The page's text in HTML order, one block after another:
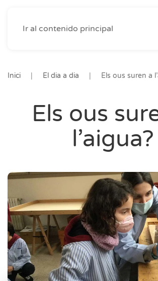
Ir al contenido principal
Inici El dia a dia Els ous suren a
Els ous
l’aigua?